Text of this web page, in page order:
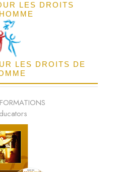
LES DROITS
LES DROITS DE